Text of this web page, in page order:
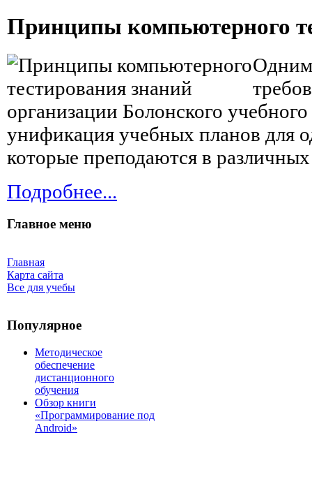
Принципы компьютерного
организации Болонского учебного
унификация учебных планов для
которые преподаются в
Подробнее...
Главное меню
Главная
Карта сайта
Все для учебы
Популярное
Методическое
обеспечение
дистанционного
обучения
Обзор книги
«Программирование под
Android»